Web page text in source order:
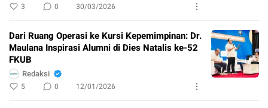
3 0 30/03/2026
Dari Ruang Operasi ke Kursi Kepemimpinan: Dr.
Maulana Inspirasi Alumni di Dies Natalis ke-52
FKUB
Redaksi
5 0 12/01/2026